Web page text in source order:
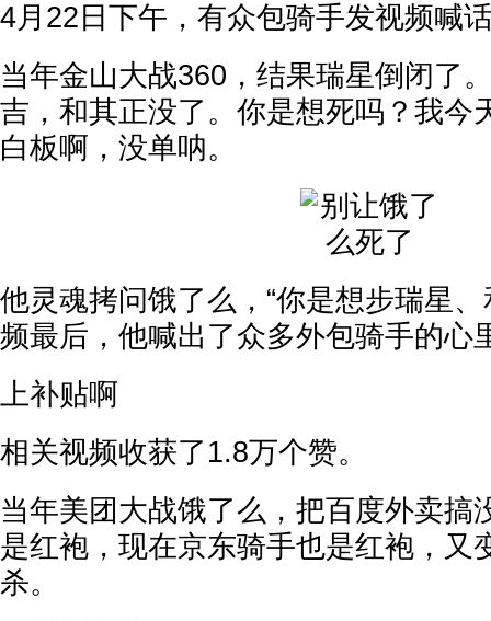
4月22日下午，有众包骑手发视频喊
当年金山大战360，结果瑞星倒闭了
吉，和其正没了。你是想死吗？我今
白板啊，没单呐。
他灵魂拷问饿了么，“你是想步瑞星
频最后，他喊出了众多外包骑手的心
上补贴啊
相关视频收获了1.8万个赞。
当年美团大战饿了么，把百度外卖搞
是红袍，现在京东骑手也是红袍，又
杀。